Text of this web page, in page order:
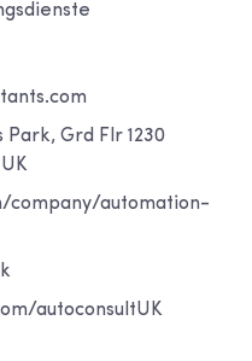
Grd Flr 1230
company/automation-
autoconsultUK